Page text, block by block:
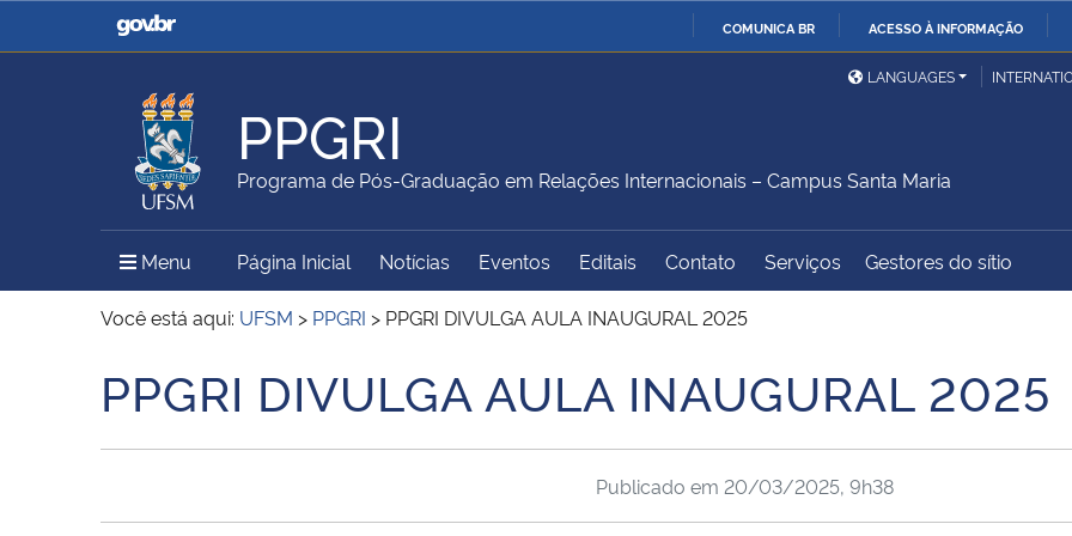
COMUNICA BR ACESSO À INFORMAÇÃO
Casa Civil
Ministério da Justiça e
Ministério da Defesa
Ministério das Relações
Exteriores
Ministério da Agricultura,
Pecuária e Abastecimento
Ministério da Educação
Ministério do Meio Ambiente Ministério do Turismo
Ministério do
Desenvolvimento Regional
Controladoria-Geral da
Secretaria de Governo
Gabinete de Segurança
Advocacia-Geral da União Banco Central do Brasil
LANGUAGES
PPGRI
Programa de Pós-Graduação em Relações Internacionais – Campus Santa Maria
Menu Menu Principal do Sítio
Página Inicial Notícias Eventos Editais Contato Serviços Gestores do sítio
Você está aqui: UFSM > PPGRI > PPGRI DIVULGA AULA INAUGURAL 2025
Início do conteúdo
PPGRI DIVULGA AULA INAUGURAL 2025
Publicado em 20/03/2025, 9h38